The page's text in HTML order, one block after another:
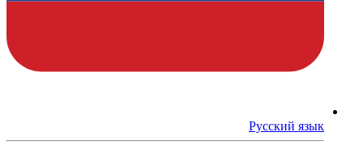
Русский язык